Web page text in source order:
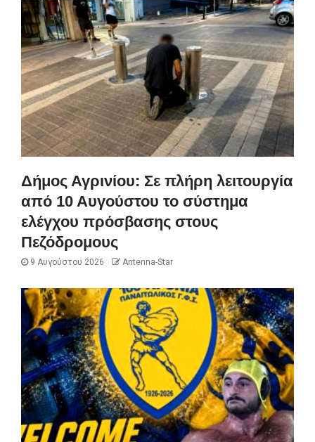
Δήμος Αγρινίου: Σε πλήρη λειτουργία
από 10 Αυγούστου το σύστημα
ελέγχου πρόσβασης στους
Πεζόδρομους
9 Αυγούστου 2026 Antenna-Star